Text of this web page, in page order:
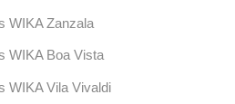
WIKA Zanzala
WIKA Boa Vista
WIKA Vila Vivaldi